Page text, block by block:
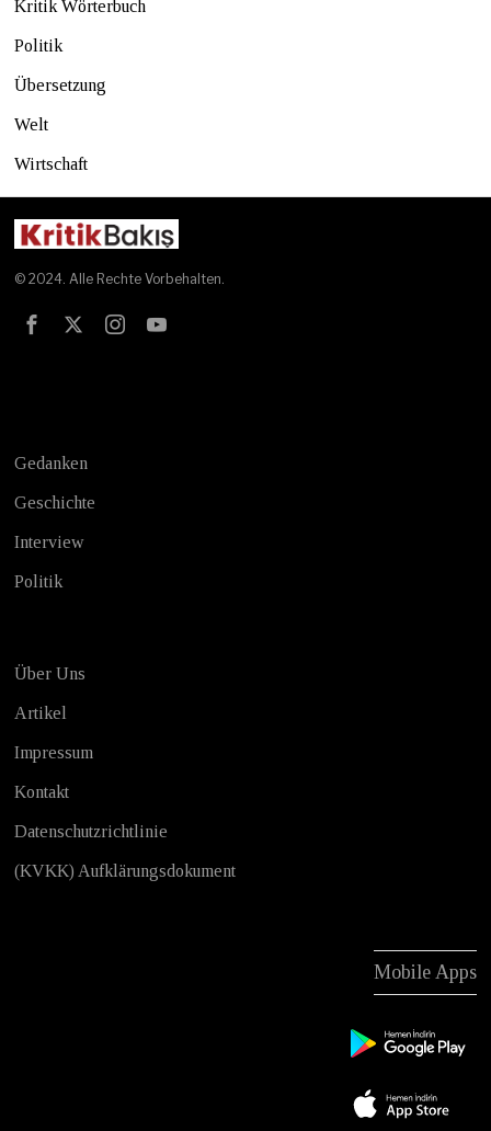
Kritik Wörterbuch
Politik
Übersetzung
Welt
Wirtschaft
© 2024. Alle Rechte Vorbehalten.
Gedanken
Geschichte
Interview
Politik
Über Uns
Artikel
Impressum
Kontakt
Datenschutzrichtlinie
(KVKK) Aufklärungsdokument
Mobile Apps